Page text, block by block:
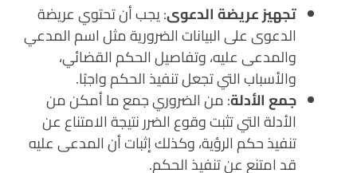
تجهيز عريضة الدعوى: يجب أن تحتوي عريضة
الدعوى على البيانات الضرورية مثل اسم المدعي
والمدعى عليه، وتفاصيل الحكم القضائي،
والأسباب التي تجعل تنفيذ الحكم واجبًا.
جمع الأدلة: من الضروري جمع ما أمكن من
الأدلة التي تثبت وقوع الضرر نتيجة الامتناع عن
تنفيذ حكم الرؤية، وكذلك إثبات أن المدعى عليه
قد امتنع عن تنفيذ الحكم.